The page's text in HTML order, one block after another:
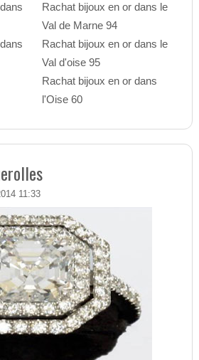
Rachat bijoux en or dans le
Val de Marne 94
Rachat bijoux en or dans le
Val d'oise 95
Rachat bijoux en or dans
l'Oise 60
11:33